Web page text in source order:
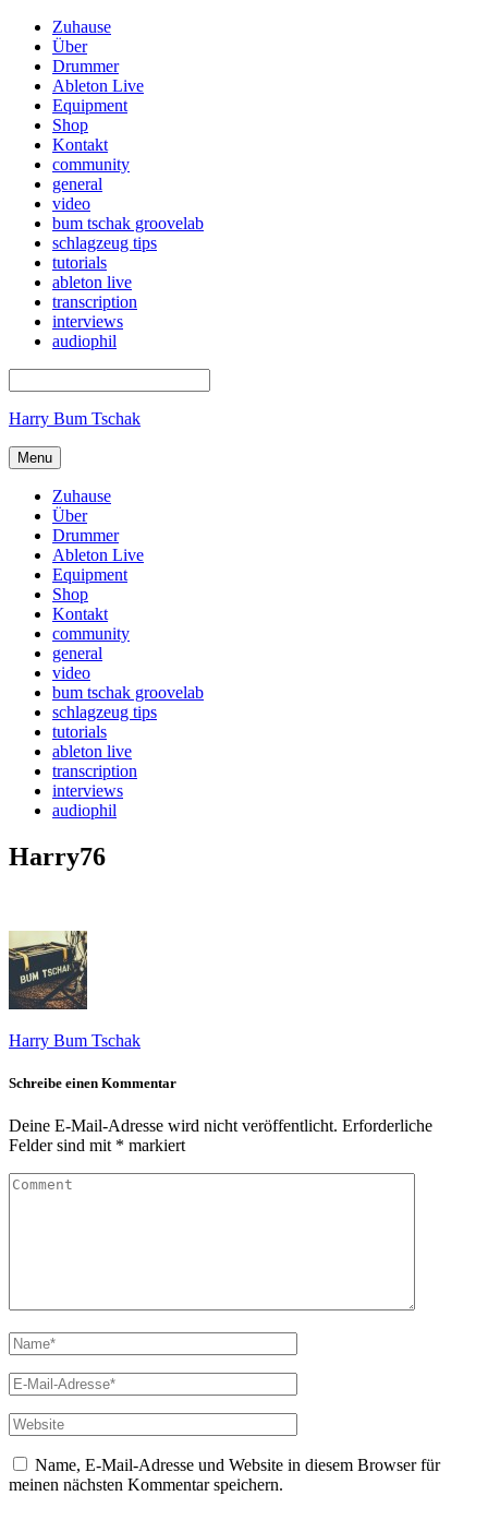
Zuhause
Über
Drummer
Ableton Live
Equipment
Shop
Kontakt
community
general
video
bum tschak groovelab
schlagzeug tips
tutorials
ableton live
transcription
interviews
audiophil
Harry Bum Tschak
Menu
Zuhause
Über
Drummer
Ableton Live
Equipment
Shop
Kontakt
community
general
video
bum tschak groovelab
schlagzeug tips
tutorials
ableton live
transcription
interviews
audiophil
Harry76
Harry Bum Tschak
Schreibe einen Kommentar
Deine E-Mail-Adresse wird nicht veröffentlicht. Erforderliche
Felder sind mit * markiert
Name, E-Mail-Adresse und Website in diesem Browser für
meinen nächsten Kommentar speichern.